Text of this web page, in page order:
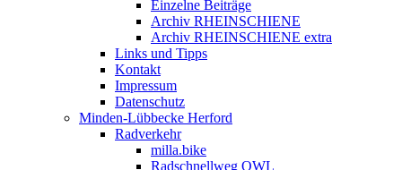
Einzelne Beiträge
Archiv RHEINSCHIENE
Archiv RHEINSCHIENE extra
Links und Tipps
Kontakt
Impressum
Datenschutz
Minden-Lübbecke Herford
Radverkehr
milla.bike
Radschnellweg OWL